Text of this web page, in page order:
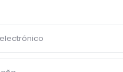
Para desayunar?